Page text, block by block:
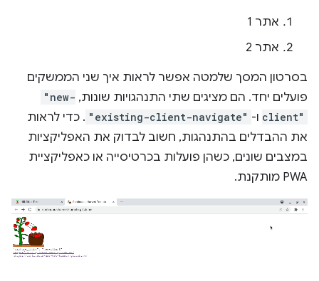
אתר 1
אתר 2
בסרטון המסך שלמטה אפשר לראות איך שני הממשקים
פועלים יחד. הם מציגים שתי התנהגויות שונות, "new-
client" ו- "existing-client-navigate" . כדי לראות
את ההבדלים בהתנהגות, חשוב לבדוק את האפליקציות
במצבים שונים, כשהן פועלות בכרטיסייה או כאפליקציית
PWA מותקנת.